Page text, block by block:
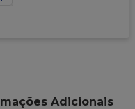
Adicionais